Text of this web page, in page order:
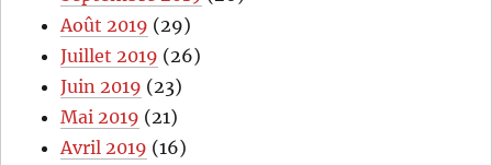
Août 2019 (29)
Juillet 2019 (26)
Juin 2019 (23)
Mai 2019 (21)
Avril 2019 (16)